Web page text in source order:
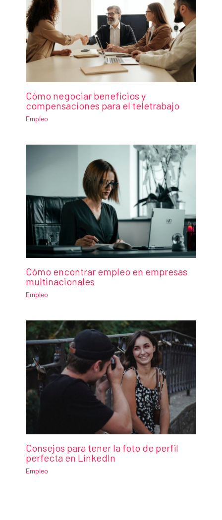
Cómo negociar beneficios y
compensaciones para el teletrabajo
Empleo
Cómo encontrar empleo en empresas
multinacionales
Empleo
Consejos para tener la foto de perfil
perfecta en LinkedIn
Empleo